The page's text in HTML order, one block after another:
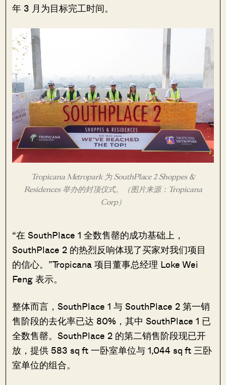
年 3 月为目标完工时间。
Tropicana Metropark 为 SouthPlace 2 Shoppes &
Residences 举办的封顶仪式。（图片来源：Tropicana
Corp）
“在 SouthPlace 1 全数售罄的成功基础上，
SouthPlace 2 的热烈反响体现了买家对我们项目
的信心。”Tropicana 项目董事总经理 Loke Wei
Feng 表示。
整体而言，SouthPlace 1 与 SouthPlace 2 第一销
售阶段的去化率已达 80%，其中 SouthPlace 1 已
全数售罄。SouthPlace 2 的第二销售阶段现已开
放，提供 583 sq ft 一卧室单位与 1,044 sq ft 三卧
室单位的组合。